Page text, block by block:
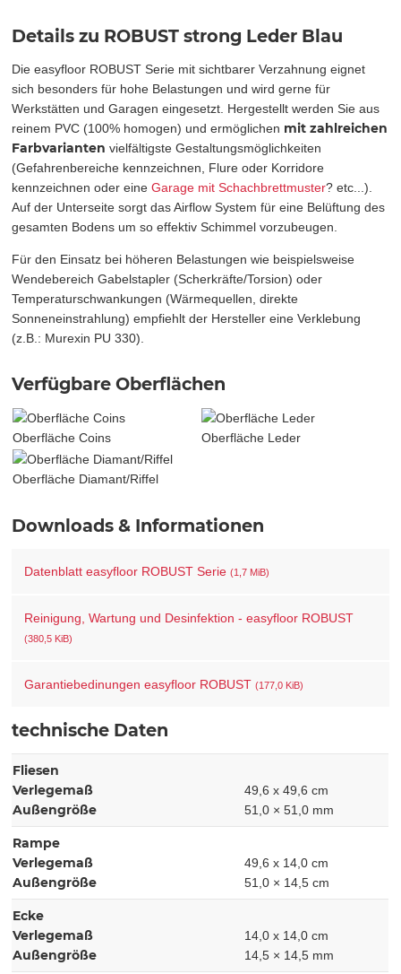
Details zu ROBUST strong Leder Blau
Die easyfloor ROBUST Serie mit sichtbarer Verzahnung eignet
sich besonders für hohe Belastungen und wird gerne für
Werkstätten und Garagen eingesetzt. Hergestellt werden Sie aus
reinem PVC (100% homogen) und ermöglichen mit zahlreichen
Farbvarianten vielfältigste Gestaltungsmöglichkeiten
(Gefahrenbereiche kennzeichnen, Flure oder Korridore
kennzeichnen oder eineGarage mit Schachbrettmuster? etc...).
Auf der Unterseite sorgt das Airflow System für eine Belüftung des
gesamten Bodens um so effektiv Schimmel vorzubeugen.
Für den Einsatz bei höheren Belastungen wie beispielsweise
Wendebereich Gabelstapler (Scherkräfte/Torsion) oder
Temperaturschwankungen (Wärmequellen, direkte
Sonneneinstrahlung) empfiehlt der Hersteller eine Verklebung
(z.B.: Murexin PU 330).
Verfügbare Oberflächen
Oberfläche Coins Oberfläche Leder
Oberfläche Diamant/Riffel
Downloads & Informationen
Datenblatt easyfloor ROBUST Serie(1,7 MiB)
Reinigung, Wartung und Desinfektion - easyfloor ROBUST
(380,5 KiB)
Garantiebedinungen easyfloor ROBUST(177,0 KiB)
technische Daten
Fliesen
Verlegemaß
Außengröße
49,6 x 49,6 cm
51,0 × 51,0 mm
Rampe
Verlegemaß
Außengröße
49,6 x 14,0 cm
51,0 × 14,5 cm
Ecke
Verlegemaß
Außengröße
14,0 x 14,0 cm
14,5 × 14,5 mm